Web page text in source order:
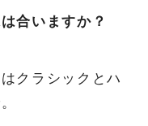
合いますか？
クラシックとハ